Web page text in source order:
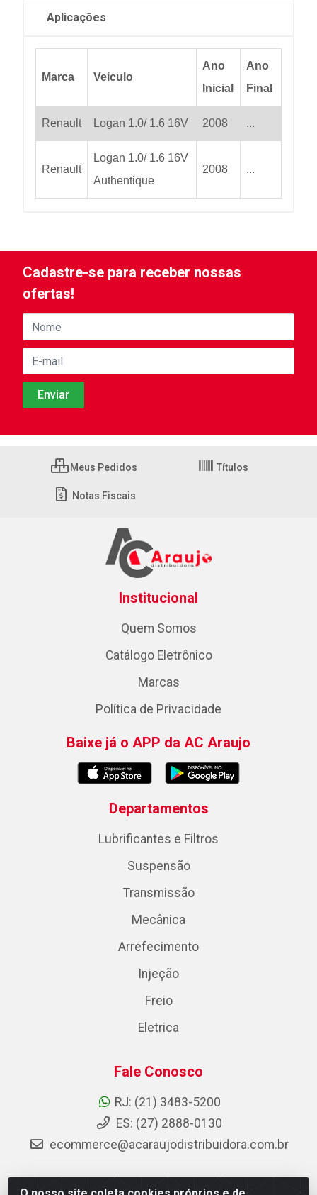
Aplicações
Marca Veiculo
Ano
Inicial
Ano
Final
Renault Logan 1.0/ 1.6 16V 2008 ...
Renault
Logan 1.0/ 1.6 16V
Authentique
2008 ...
Cadastre-se para receber nossas
ofertas!
Meus Pedidos Títulos
Notas Fiscais
Institucional
Quem Somos
Catálogo Eletrônico
Marcas
Política de Privacidade
Baixe já o APP da AC Araujo
Departamentos
Lubrificantes e Filtros
Suspensão
Transmissão
Mecânica
Arrefecimento
Injeção
Freio
Eletrica
Fale Conosco
RJ: (21) 3483-5200
ES: (27) 2888-0130
ecommerce@acaraujodistribuidora.com.br